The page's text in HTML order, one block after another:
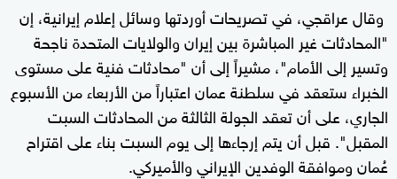
وقال عراقجي، في تصريحات أوردتها وسائل إعلام إيرانية، إن
"المحادثات غير المباشرة بين إيران والولايات المتحدة ناجحة
وتسير إلى الأمام"، مشيراً إلى أن "محادثات فنية على مستوى
الخبراء ستعقد في سلطنة عمان اعتباراً من الأربعاء من الأسبوع
الجاري، على أن تعقد الجولة الثالثة من المحادثات السبت
المقبل". قبل أن يتم إرجاءها إلى يوم السبت بناء على اقتراح
عُمان وموافقة الوفدين الإيراني والأميركي.